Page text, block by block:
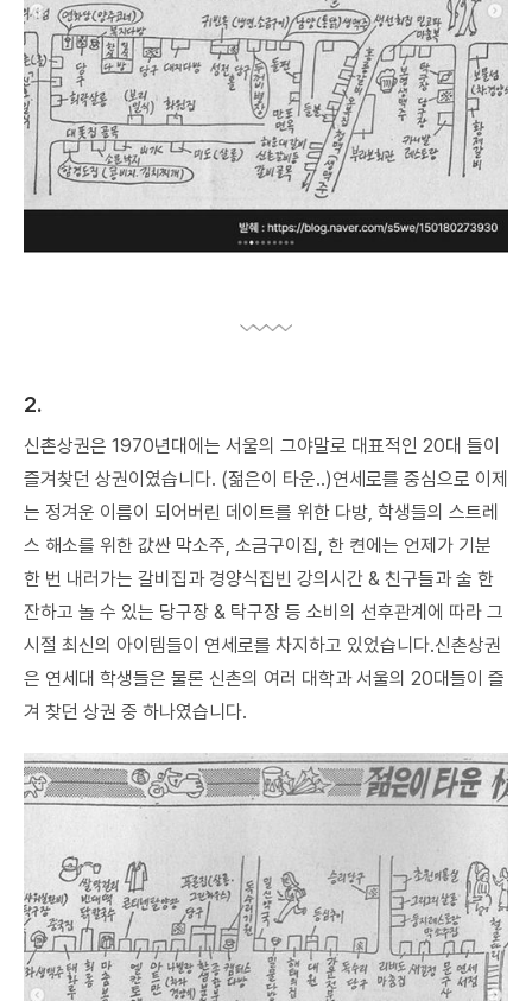
2.
신촌상권은 1970년대에는 서울의 그야말로 대표적인 20대 들이
즐겨찾던 상권이였습니다. (젊은이 타운..)연세로를 중심으로 이제
는 정겨운 이름이 되어버린 데이트를 위한 다방, 학생들의 스트레
스 해소를 위한 값싼 막소주, 소금구이집, 한 켠에는 언제가 기분
한 번 내러가는 갈비집과 경양식집빈 강의시간 & 친구들과 술 한
잔하고 놀 수 있는 당구장 & 탁구장 등 소비의 선후관계에 따라 그
시절 최신의 아이템들이 연세로를 차지하고 있었습니다.신촌상권
은 연세대 학생들은 물론 신촌의 여러 대학과 서울의 20대들이 즐
겨 찾던 상권 중 하나였습니다.